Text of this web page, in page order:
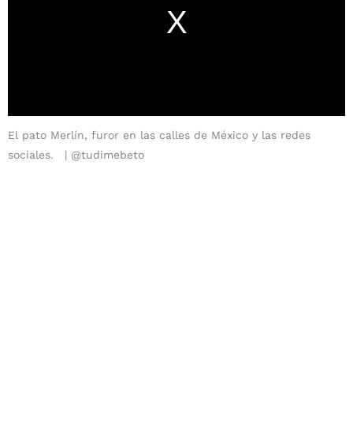
El pato Merlín, furor en las calles de México y las redes
sociales.
@tudimebeto